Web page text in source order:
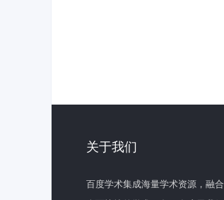
关于我们
百度学术集成海量学术资源，融